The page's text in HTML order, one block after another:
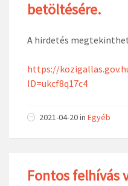
betöltésére.
A hirdetés
https://
ID=ukcf8q17c4
2021-04-20in Egyéb
Fontos felhívás